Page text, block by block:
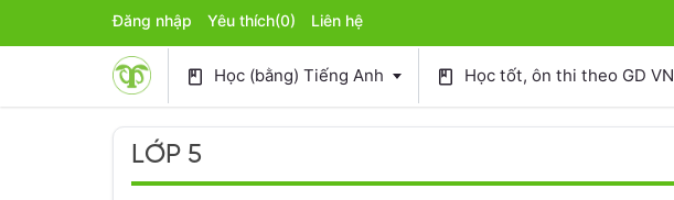
Đăng nhập Yêu thích(0) Liên hệ
book Học (bằng) Tiếng Anh book Học tốt, ôn thi theo GD VN
LỚP 5